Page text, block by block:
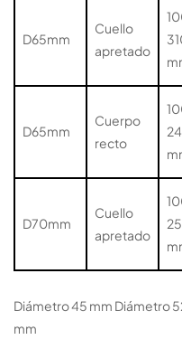
D65mm
Cuello
apretado
D65mm
Cuerpo
recto
D70mm
Cuello
apretado
Diámetro 45 mm Diámetro
mm